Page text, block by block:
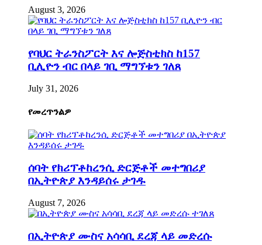
August 3, 2026
የባህር ትራንስፖርት እና ሎጅስቲክስ ከ157
ቢሊዮን ብር በላይ ገቢ ማግኘቱን ገለጸ
July 31, 2026
የመረጥንልዎ
ሰባት የክሪፕቶከረንሲ ድርጅቶች መተግበሪያ
በኢትዮጵያ እንዳይሰሩ ታገዱ
August 7, 2026
በኢትዮጵያ ሙስና አሳሳቢ ደረጃ ላይ መድረሱ